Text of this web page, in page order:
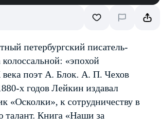
петербургский писатель-
«эпохой
поэт А. Блок. А. П. Чехов
х годов Лейкин издавал
к сотрудничеству в
талант. Книга «Наши за